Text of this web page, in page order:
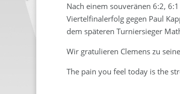
Nach einem souveränen 6:2,
Viertelfinalerfolg gegen Paul
dem späteren Turniersieger
Wir gratulieren Clemens zu
The pain you feel today is the